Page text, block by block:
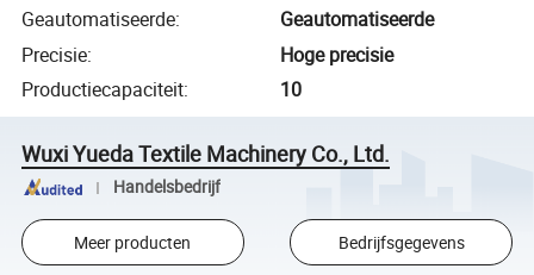
Geautomatiseerde:
Geautomatiseerde
Precisie:
Hoge precisie
Productiecapaciteit: 10
Wuxi Yueda Textile Machinery Co., Ltd.
Handelsbedrijf
Meer producten Bedrijfsgegevens